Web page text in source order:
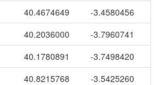
40.4674649
-3.4580456
40.2036000
-3.7960741
40.1780891
-3.7498420
40.8215768 -3.5425260